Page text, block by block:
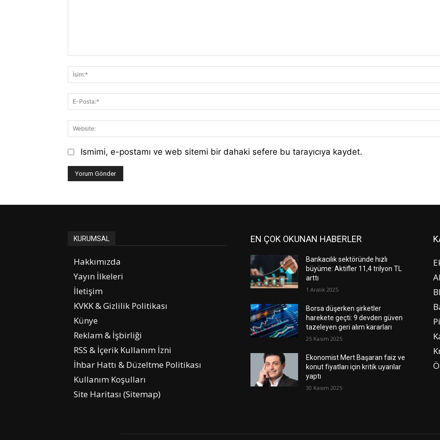
Yorum:
Ismimi, e-postamı ve web sitemi bir dahaki sefere bu tarayıcıya kaydet.
KURUMSAL
Hakkımızda
Yayın İlkeleri
İletişim
KVKK & Gizlilik Politikası
Künye
Reklam & İşbirliği
RSS & İçerik Kullanım İzni
İhbar Hattı & Düzeltme Politikası
Kullanım Koşulları
Site Haritası (Sitemap)
EN ÇOK OKUNAN HABERLER
Bankacılık sektöründe hızlı
büyüme: Aktifler 11,4 trilyon TL
arttı
1 Aralık 2025
Borsa düşerken şirketler
harekete geçti: 9 devden güven
tazeleyen geri alım kararları
25 Kasım 2025
Ekonomist Mert Başaran faiz ve
konut fiyatları için kritik uyarılar
yaptı
30 Kasım 2025